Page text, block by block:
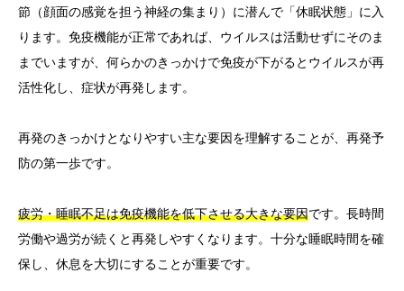
節（顔面の感覚を担う神経の集まり）に潜んで「休眠状態」に入
ります。免疫機能が正常であれば、ウイルスは活動せずにそのま
までいますが、何らかのきっかけで免疫が下がるとウイルスが再
活性化し、症状が再発します。
再発のきっかけとなりやすい主な要因を理解することが、再発予
防の第一歩です。
疲労・睡眠不足は免疫機能を低下させる大きな要因です。長時間
労働や過労が続くと再発しやすくなります。十分な睡眠時間を確
保し、休息を大切にすることが重要です。